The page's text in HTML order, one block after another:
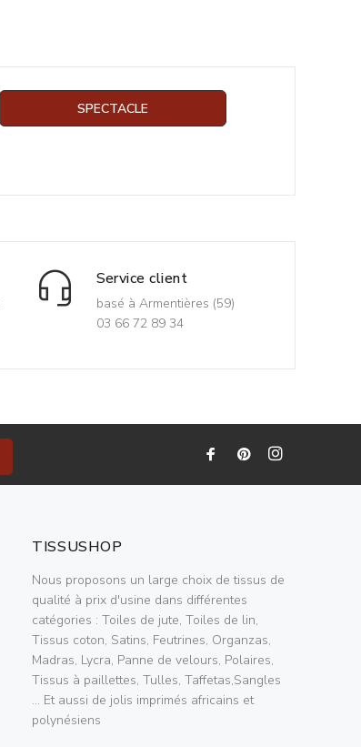
SPECTACLE
Service client
basé à Armentières (59)
03 66 72 89 34
TISSUSHOP
Nous proposons un large choix de tissus de
qualité à prix d'usine dans différentes
catégories : Toiles de jute, Toiles de lin,
Tissus coton, Satins, Feutrines, Organzas,
Madras, Lycra, Panne de velours, Polaires,
Tissus à paillettes, Tulles, Taffetas,Sangles
... Et aussi de jolis imprimés africains et
polynésiens